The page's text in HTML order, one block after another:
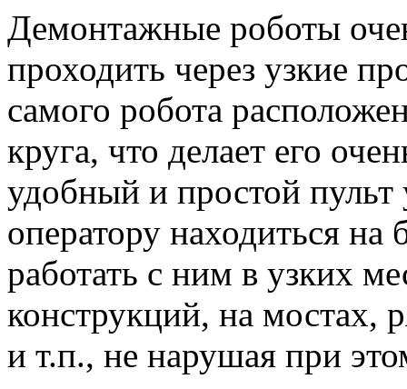
Демонтажные роботы
проходить через узкие
самого робота
круга, что делает его
удобный и простой пульт
оператору находиться на
работать с ним в узких
конструкций, на мостах,
и т.п., не нарушая при